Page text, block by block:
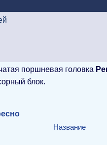
поршневая головка
блок.
Название